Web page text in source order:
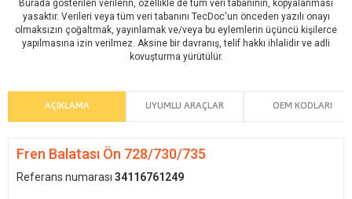
Burada gösterilen verilerin, özellikle de tüm veri tabanının, kopyalanması
yasaktır. Verileri veya tüm veri tabanını TecDoc'un önceden yazılı onayı
olmaksızın çoğaltmak, yayınlamak ve/veya bu eylemlerin üçüncü kişilerce
yapılmasına izin verilmez. Aksine bir davranış, telif hakkı ihlalidir ve adli
kovuşturma yürütülür.
AÇIKLAMA UYUMLU ARAÇLAR OEM KODLARI
Fren Balatası Ön 728/730/735
Referans numarası 34116761249